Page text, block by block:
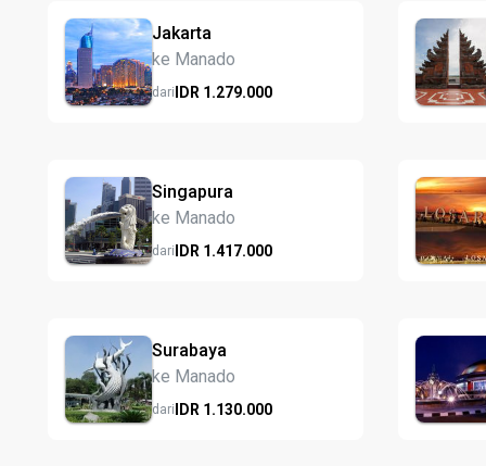
Jakarta
ke Manado
dariIDR 1.279.000
Singapura
ke Manado
dariIDR 1.417.000
Surabaya
ke Manado
dariIDR 1.130.000